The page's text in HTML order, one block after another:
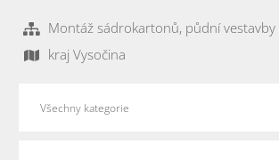
Montáž sádrokartonů, půdní vestavby
kraj Vysočina